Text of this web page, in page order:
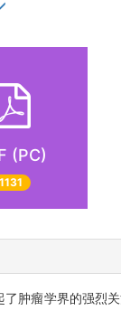
(PC)
1131
肿瘤学界的强烈